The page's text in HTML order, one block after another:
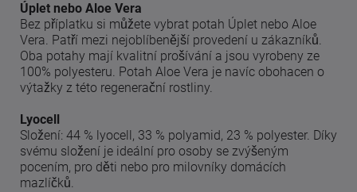
Úplet nebo Aloe Vera
Bez příplatku si můžete vybrat potah Úplet nebo Aloe
Vera. Patří mezi nejoblíbenější provedení u zákazníků.
Oba potahy mají kvalitní prošívání a jsou vyrobeny ze
100% polyesteru. Potah Aloe Vera je navíc obohacen o
výtažky z této regenerační rostliny.
Lyocell
Složení: 44 % lyocell, 33 % polyamid, 23 % polyester. Díky
svému složení je ideální pro osoby se zvýšeným
pocením, pro děti nebo pro milovníky domácích
mazlíčků.